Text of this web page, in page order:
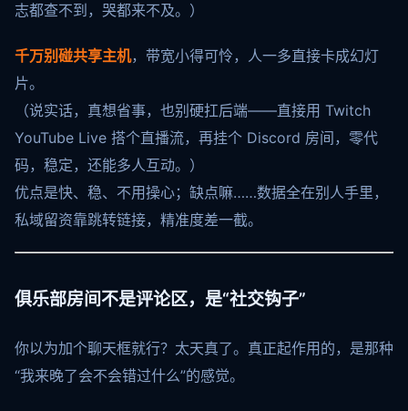
志都查不到，哭都来不及。）
千万别碰共享主机，带宽小得可怜，人一多直接卡成幻灯
片。
（说实话，真想省事，也别硬扛后端——直接用 Twitch
YouTube Live 搭个直播流，再挂个 Discord 房间，零代
码，稳定，还能多人互动。）
优点是快、稳、不用操心；缺点嘛……数据全在别人手里，
私域留资靠跳转链接，精准度差一截。
俱乐部房间不是评论区，是“社交钩子”
你以为加个聊天框就行？太天真了。真正起作用的，是那种
“我来晚了会不会错过什么”的感觉。